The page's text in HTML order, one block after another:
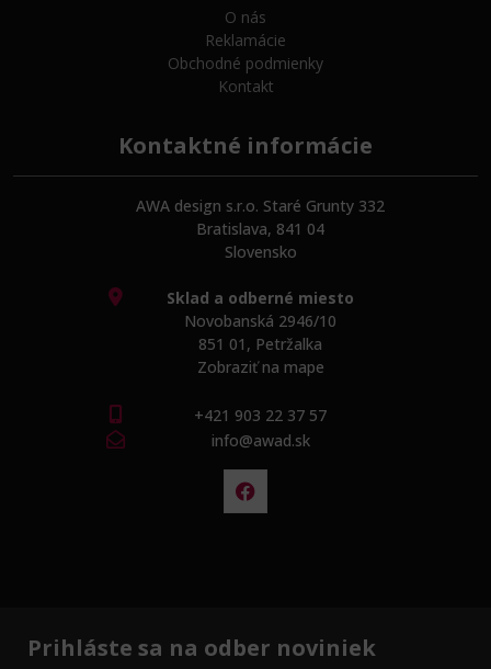
O nás
Reklamácie
Obchodné podmienky
Kontakt
Kontaktné informácie
AWA design s.r.o. Staré Grunty 332
Bratislava, 841 04
Slovensko
Sklad a odberné miesto
Novobanská 2946/10
851 01, Petržalka
Zobraziť na mape
+421 903 22 37 57
info@awad.sk
Prihláste sa na odber noviniek